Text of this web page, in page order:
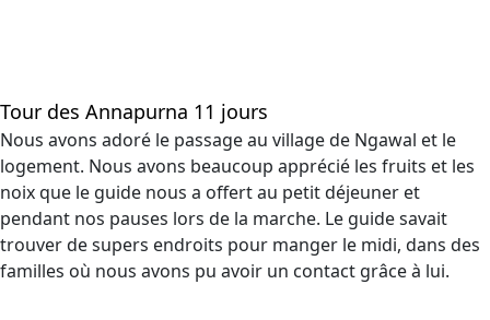
Tour des Annapurna 11 jours
Nous avons adoré le passage au village de Ngawal et le
logement. Nous avons beaucoup apprécié les fruits et les
noix que le guide nous a offert au petit déjeuner et
pendant nos pauses lors de la marche. Le guide savait
trouver de supers endroits pour manger le midi, dans des
familles où nous avons pu avoir un contact grâce à lui.